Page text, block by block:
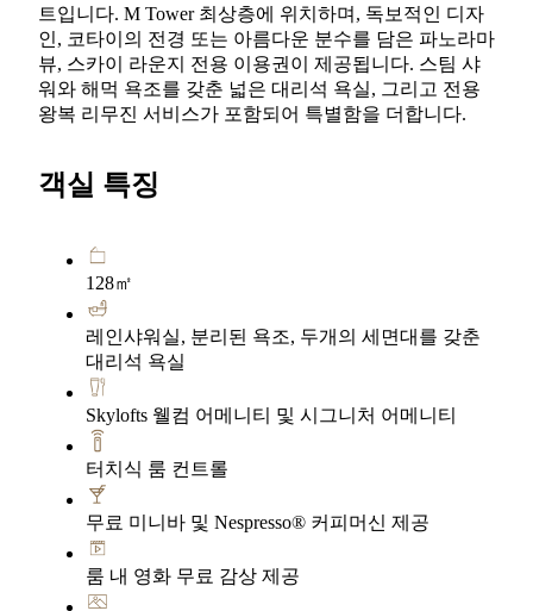
트입니다. M Tower 최상층에 위치하며, 독보적인 디자
인, 코타이의 전경 또는 아름다운 분수를 담은 파노라마
뷰, 스카이 라운지 전용 이용권이 제공됩니다. 스팀 샤
워와 해먹 욕조를 갖춘 넓은 대리석 욕실, 그리고 전용
왕복 리무진 서비스가 포함되어 특별함을 더합니다.
객실 특징
128㎡
레인샤워실, 분리된 욕조, 두개의 세면대를 갖춘
대리석 욕실
Skylofts 웰컴 어메니티 및 시그니처 어메니티
터치식 룸 컨트롤
무료 미니바 및 Nespresso® 커피머신 제공
룸 내 영화 무료 감상 제공